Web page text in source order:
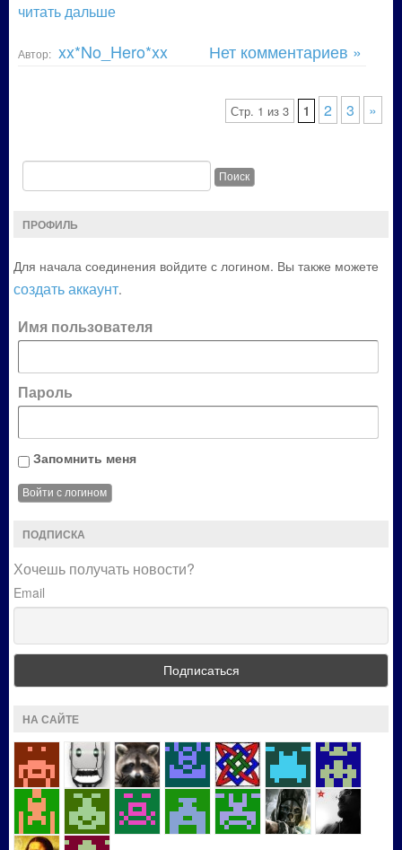
читать дальше
Автор: xx*No_Hero*xx Нет комментариев »
Стр. 1 из 3 1 2 3 »
ПРОФИЛЬ
Для начала соединения войдите с логином. Вы также можете
создать аккаунт.
Имя пользователя
Пароль
Запомнить меня
ПОДПИСКА
Хочешь получать новости?
Email
НА САЙТЕ